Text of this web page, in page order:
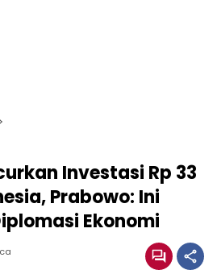
Investasi Rp 33
Prabowo: Ini
Ekonomi